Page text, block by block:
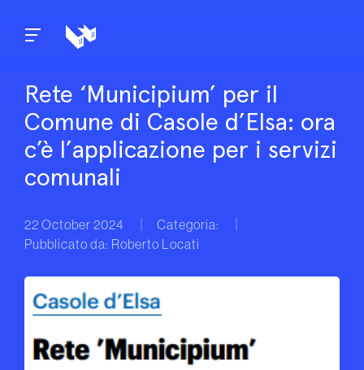
Rete ‘Municipium’ per il
Comune di Casole d’Elsa: ora
c’è l’applicazione per i servizi
comunali
22 October 2024
Categoria:
Pubblicato da: Roberto Locati